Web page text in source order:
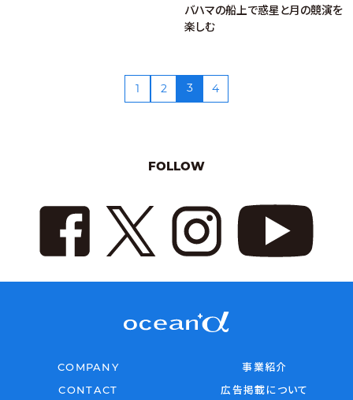
バハマの船上で惑星と月の競演を
楽しむ
1 2 3 4
FOLLOW
COMPANY
事業紹介
CONTACT
広告掲載について